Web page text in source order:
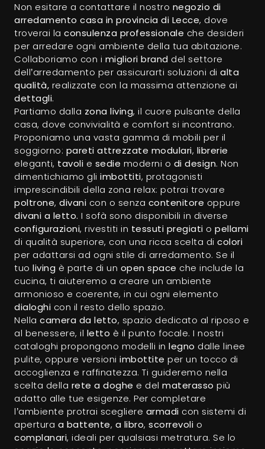
Non esitare a contattare il nostro negozio di
arredamento casa in provincia di Lecce, dove
troverai la consulenza professionale che desideri
per arredare ogni ambiente della tua abitazione.
Collaboriamo con i migliori brand del settore
dell’arredamento per assicurarti soluzioni di alta
qualità, realizzate con la massima attenzione ai
dettagli.
Partiamo dalla zona living, il cuore pulsante della
casa, dove convivialità e comfort si incontrano.
Proponiamo una vasta gamma di mobili per il
soggiorno: pareti attrezzate modulari, librerie
eleganti, tavoli e sedie moderni o di design. Non
dimentichiamo gli imbottiti, protagonisti
imprescindibili della zona relax: potrai trovare
poltrone, divani con o senza contenitore oppure
divani a letto. I sofà sono disponibili in diverse
configurazioni, rivestiti in tessuti pregiati o pellami
di qualità superiore, con una ricca scelta di colori
per adattarsi ad ogni stile di arredamento. Se il
tuo living è parte di un open space che include la
cucina, ti aiuteremo a creare un ambiente
armonioso e coerente, in cui ogni elemento
dialoghi con il resto dello spazio.
Nella camera da letto, spazio dedicato al riposo e
al benessere, il letto è il punto focale. I nostri
cataloghi propongono modelli in legno dalle linee
pulite, oppure versioni imbottite per un tocco di
accoglienza e raffinatezza. Ti guideremo nella
scelta della rete a doghe e del materasso più
adatto alle tue esigenze. Per completare
l’ambiente protrai scegliere armadi con sistemi di
apertura a battente, a libro, scorrevoli o
complanari, ideali per qualsiasi metratura. Se lo